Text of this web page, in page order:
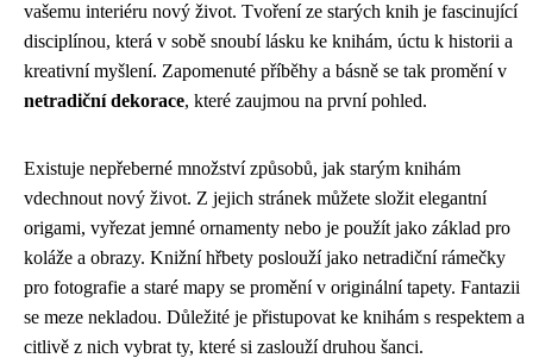
vašemu interiéru nový život. Tvoření ze starých knih je fascinující
disciplínou, která v sobě snoubí lásku ke knihám, úctu k historii a
kreativní myšlení. Zapomenuté příběhy a básně se tak promění v
netradiční dekorace, které zaujmou na první pohled.
Existuje nepřeberné množství způsobů, jak starým knihám
vdechnout nový život. Z jejich stránek můžete složit elegantní
origami, vyřezat jemné ornamenty nebo je použít jako základ pro
koláže a obrazy. Knižní hřbety poslouží jako netradiční rámečky
pro fotografie a staré mapy se promění v originální tapety. Fantazii
se meze nekladou. Důležité je přistupovat ke knihám s respektem a
citlivě z nich vybrat ty, které si zaslouží druhou šanci.